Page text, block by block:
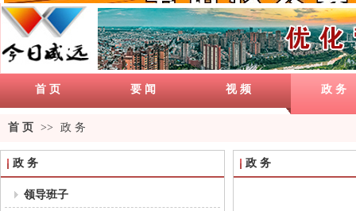
首 页 要 闻 视 频 政 务
首 页 >> 政 务
政 务
领导班子
政 务